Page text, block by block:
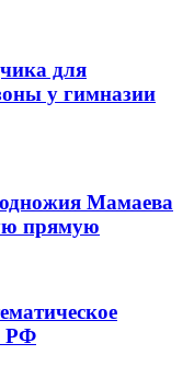
для
у гимназии
Мамаева
прямую
РФ